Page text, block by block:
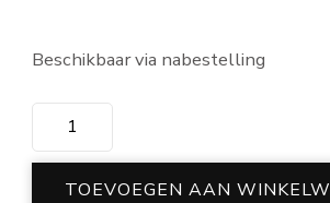
Beschikbaar via nabestelling
Bach
Rescue
sprayTOEVOEGEN AAN